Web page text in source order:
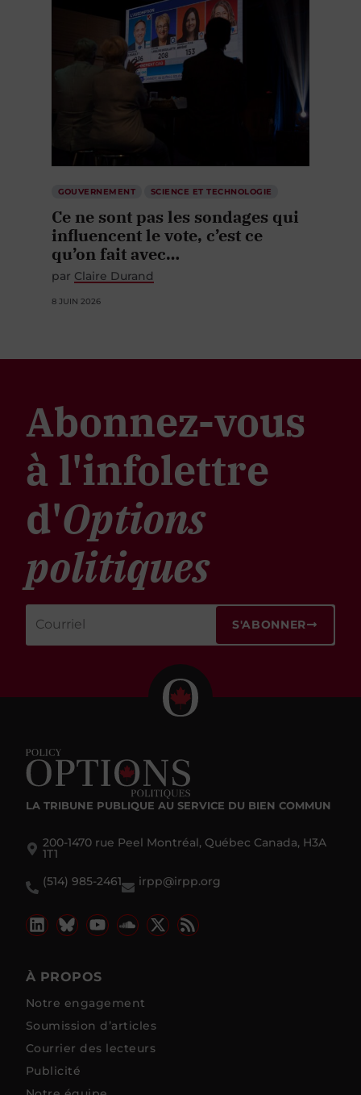
GOUVERNEMENT SCIENCE ET TECHNOLOGIE
Ce ne sont pas les sondages qui
influencent le vote, c’est ce
qu’on fait avec…
par Claire Durand
8 JUIN 2026
Abonnez-vous
à l'infolettre
d'Options
politiques
S'ABONNER
LA TRIBUNE PUBLIQUE AU SERVICE DU BIEN COMMUN
200-1470 rue Peel Montréal, Québec Canada, H3A
1T1
(514) 985-2461
irpp@irpp.org
À PROPOS
Notre engagement
Soumission d’articles
Courrier des lecteurs
Publicité